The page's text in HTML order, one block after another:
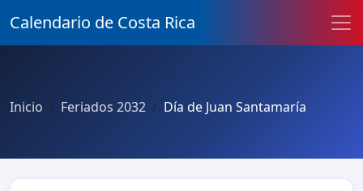
Calendario de Costa Rica
Inicio Feriados 2032 Día de Juan Santamaría